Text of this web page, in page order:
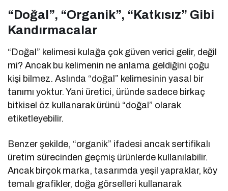
“Doğal”, “Organik”, “Katkısız” Gibi
Kandırmacalar
“Doğal” kelimesi kulağa çok güven verici gelir, değil
mi? Ancak bu kelimenin ne anlama geldiğini çoğu
kişi bilmez. Aslında “doğal” kelimesinin yasal bir
tanımı yoktur. Yani üretici, üründe sadece birkaç
bitkisel öz kullanarak ürünü “doğal” olarak
etiketleyebilir.
Benzer şekilde, “organik” ifadesi ancak sertifikalı
üretim sürecinden geçmiş ürünlerde kullanılabilir.
Ancak birçok marka, tasarımda yeşil yapraklar, köy
temalı grafikler, doğa görselleri kullanarak